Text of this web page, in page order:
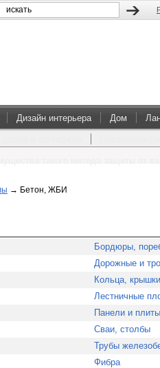
Дизайн интерьера Дом
→ Бетон, ЖБИ
Бордюры,
Дорожные и
Кольца,
Лестничные
Панели и
Сваи, столбы
Трубы
Фибра